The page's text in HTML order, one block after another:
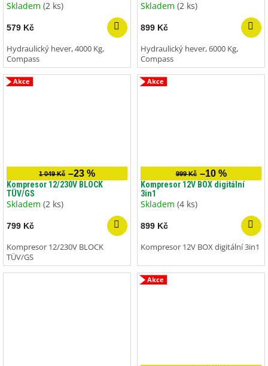
Skladem (2 ks)
579 Kč
Hydraulický hever, 4000 Kg,
Compass
Skladem (2 ks)
899 Kč
Hydraulický hever, 6000 Kg,
Compass
Akce
1 049 Kč –23 %
Kompresor 12/230V BLOCK
TÜV/GS
Skladem (2 ks)
799 Kč
Kompresor 12/230V BLOCK
TÜV/GS
Akce
999 Kč –10 %
Kompresor 12V BOX digitální
3in1
Skladem (4 ks)
899 Kč
Kompresor 12V BOX digitální 3in1
Akce